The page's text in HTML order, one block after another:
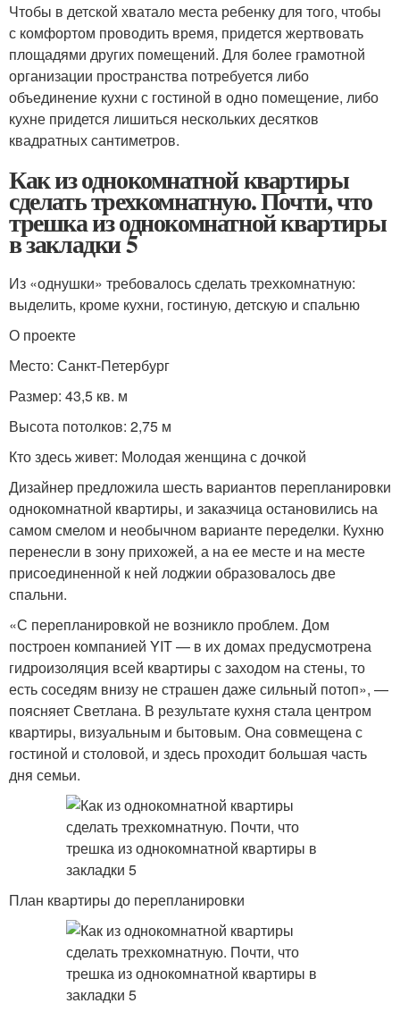
Чтобы в детской хватало места ребенку для того, чтобы
с комфортом проводить время, придется жертвовать
площадями других помещений. Для более грамотной
организации пространства потребуется либо
объединение кухни с гостиной в одно помещение, либо
кухне придется лишиться нескольких десятков
квадратных сантиметров.
Как из однокомнатной квартиры
сделать трехкомнатную. Почти, что
трешка из однокомнатной квартиры
в закладки 5
Из «однушки» требовалось сделать трехкомнатную:
выделить, кроме кухни, гостиную, детскую и спальню
О проекте
Место: Санкт-Петербург
Размер: 43,5 кв. м
Высота потолков: 2,75 м
Кто здесь живет: Молодая женщина с дочкой
Дизайнер предложила шесть вариантов перепланировки
однокомнатной квартиры, и заказчица остановились на
самом смелом и необычном варианте переделки. Кухню
перенесли в зону прихожей, а на ее месте и на месте
присоединенной к ней лоджии образовалось две
спальни.
«С перепланировкой не возникло проблем. Дом
построен компанией YIT — в их домах предусмотрена
гидроизоляция всей квартиры с заходом на стены, то
есть соседям внизу не страшен даже сильный потоп», —
поясняет Светлана. В результате кухня стала центром
квартиры, визуальным и бытовым. Она совмещена с
гостиной и столовой, и здесь проходит большая часть
дня семьи.
План квартиры до перепланировки